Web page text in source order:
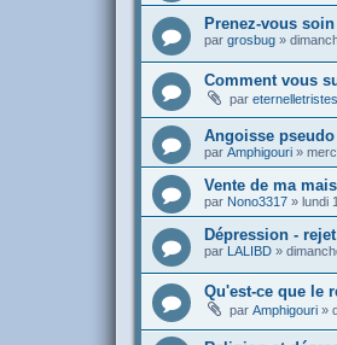
Prenez-vous
par grosbug »
Comment vous
par
Angoisse
par Amphigouri »
Vente de ma
par Nono3317 » lundi
Dépression -
par LALIBD »
Qu'est-ce que le
par Amphigouri »